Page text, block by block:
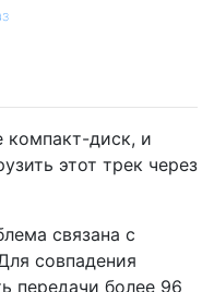
компакт-диск, и
этот трек через
связана с
совпадения
передачи более 96